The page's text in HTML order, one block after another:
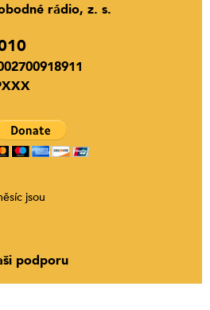
rádio, z. s.
jsou
podporu